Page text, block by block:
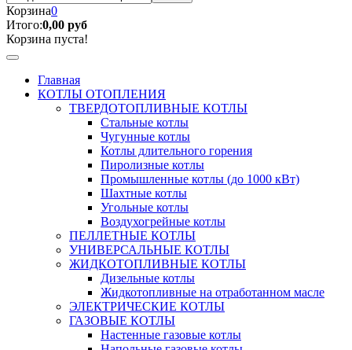
Корзина0
Итого:0,00 руб
Корзина пуста!
Главная
КОТЛЫ ОТОПЛЕНИЯ
ТВЕРДОТОПЛИВНЫЕ КОТЛЫ
Стальные котлы
Чугунные котлы
Котлы длительного горения
Пиролизные котлы
Промышленные котлы (до 1000 кВт)
Шахтные котлы
Угольные котлы
Воздухогрейные котлы
ПЕЛЛЕТНЫЕ КОТЛЫ
УНИВЕРСАЛЬНЫЕ КОТЛЫ
ЖИДКОТОПЛИВНЫЕ КОТЛЫ
Дизельные котлы
Жидкотопливные на отработанном масле
ЭЛЕКТРИЧЕСКИЕ КОТЛЫ
ГАЗОВЫЕ КОТЛЫ
Настенные газовые котлы